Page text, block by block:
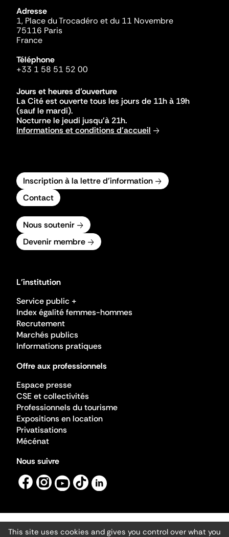
Adresse
1, Place du Trocadéro et du 11 Novembre
75116 Paris
France
Téléphone
+33 1 58 51 52 00
Jours et heures d'ouverture
La Cité est ouverte tous les jours de 11h à 19h
(sauf le mardi).
Nocturne le jeudi jusqu'à 21h.
Informations et conditions d'accueil
Inscription à la lettre d'information
Contact
Nous soutenir
Devenir membre
L'institution
Service public +
Index égalité femmes-hommes
Recrutement
Marchés publics
Informations pratiques
Offre aux professionnels
Espace presse
CSE et collectivités
Professionnels du tourisme
Expositions en location
Privatisations
Mécénat
Nous suivre
Mentions légales
This site uses cookies and gives you control over what you